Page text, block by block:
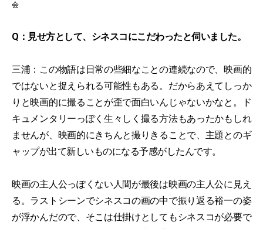
会
Q：見せ方として、シネスコにこだわったと伺いました。
三浦：この物語は日常の些細なことの連続なので、映画的
ではないと捉えられる可能性もある。だからあえてしっか
りと映画的に撮ることが歪で面白いんじゃないかなと。ド
キュメンタリーっぽく生々しく撮る方法もあったかもしれ
ませんが、映画的にきちんと撮りきることで、主題とのギ
ャップが出て新しいものになる予感がしたんです。
映画の主人公っぽくない人間が最後は映画の主人公に見え
る。ラストシーンでシネスコの画の中で振り返る裕一の姿
が浮かんだので、そこは仕掛けとしてもシネスコが必要で